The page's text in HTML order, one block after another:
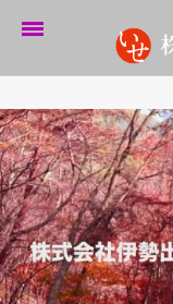
伊勢出版だより
営業案内
制作実績
企業情報